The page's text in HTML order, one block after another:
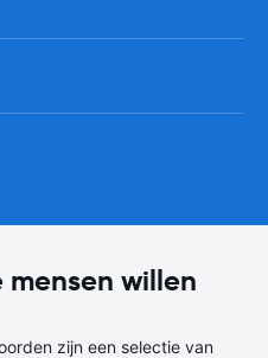
willen
zijn een selectie van